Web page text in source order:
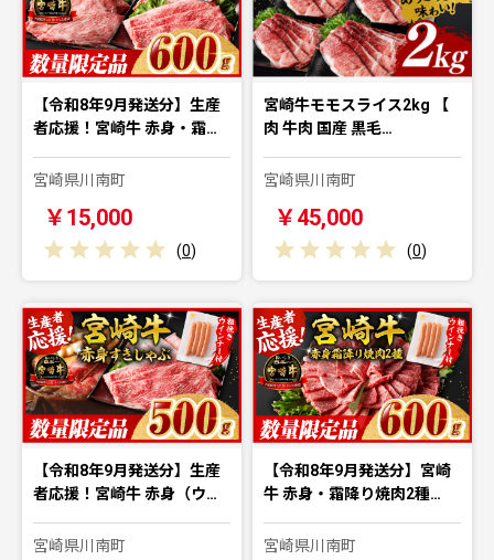
【令和8年9月発送分】生産
者応援！宮崎牛 赤身・霜…
宮崎県川南町
￥15,000
(0)
宮崎牛モモスライス2kg 【
肉 牛肉 国産 黒毛…
宮崎県川南町
￥45,000
(0)
【令和8年9月発送分】生産
者応援！宮崎牛 赤身（ウ…
宮崎県川南町
【令和8年9月発送分】宮崎
牛 赤身・霜降り焼肉2種…
宮崎県川南町